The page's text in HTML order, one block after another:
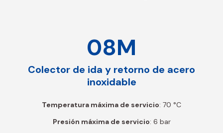
08M
Colector de ida y retorno de acero
inoxidable
Temperatura máxima de servicio: 70 °C
Presión máxima de servicio: 6 bar